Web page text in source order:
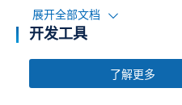
展开全部文档
开发工具
了解更多